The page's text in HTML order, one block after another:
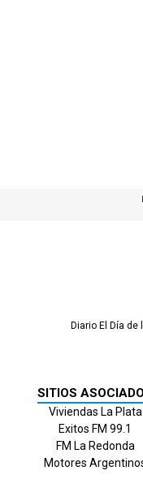
Diario El Día de
SITIOS
Viviendas La Plata
Exitos FM 99.1
FM La Redonda
Motores